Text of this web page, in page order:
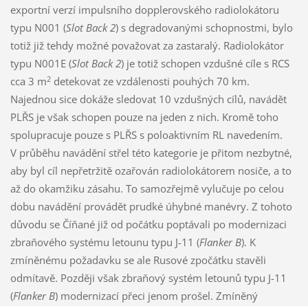
exportní verzí impulsního dopplerovského radiolokátoru
typu N001 (Slot Back 2) s degradovanými schopnostmi, bylo
totiž již tehdy možné považovat za zastaralý. Radiolokátor
typu N001E (Slot Back 2) je totiž schopen vzdušné cíle s RCS
cca 3 m2detekovat ze vzdálenosti pouhých 70 km.
Najednou sice dokáže sledovat 10 vzdušných cílů, navádět
PLŘS je však schopen pouze na jeden z nich. Kromě toho
spolupracuje pouze s PLŘS s poloaktivním RL navedením.
V průběhu navádění střel této kategorie je přitom nezbytné,
aby byl cíl nepřetržitě ozařován radiolokátorem nosiče, a to
až do okamžiku zásahu. To samozřejmě vylučuje po celou
dobu navádění provádět prudké úhybné manévry. Z tohoto
důvodu se Číňané již od počátku poptávali po modernizaci
zbraňového systému letounu typu J-11 (Flanker B). K
zmíněnému požadavku se ale Rusové zpočátku stavěli
odmítavě. Později však zbraňový systém letounů typu J-11
(Flanker B) modernizací přeci jenom prošel. Zmíněný